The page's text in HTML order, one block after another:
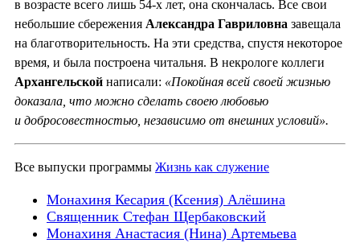
в возрасте всего лишь 54-х лет, она скончалась. Все свои
небольшие сбережения Александра Гавриловна завещала
на благотворительность. На эти средства, спустя некоторое
время, и была построена читальня. В некрологе коллеги
Архангельской написали: «Покойная всей своей жизнью
доказала, что можно сделать своею любовью
и добросовестностью, независимо от внешних условий».
Все выпуски программы Жизнь как служение
Монахиня Кесария (Ксения) Алёшина
Священник Стефан Щербаковский
Монахиня Анастасия (Нина) Артемьева